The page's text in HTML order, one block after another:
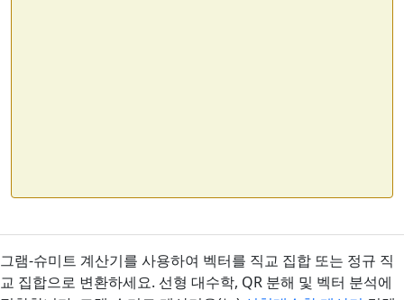
그램-슈미트 계산기를 사용하여 벡터를 직교 집합 또는 정규 직
교 집합으로 변환하세요. 선형 대수학, QR 분해 및 벡터 분석에